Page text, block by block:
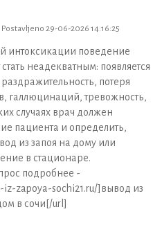
Postavljeno 29-06-2026 14:16:25
интоксикации поведение
неадекватным: появляется
раздражительность, потеря
галлюцинаций, тревожность,
случаях врач должен
пациента и определить,
из запоя на дому или
в стационаре.
подробнее -
zapoya-sochi21.ru/]вывод из
в сочи[/url]